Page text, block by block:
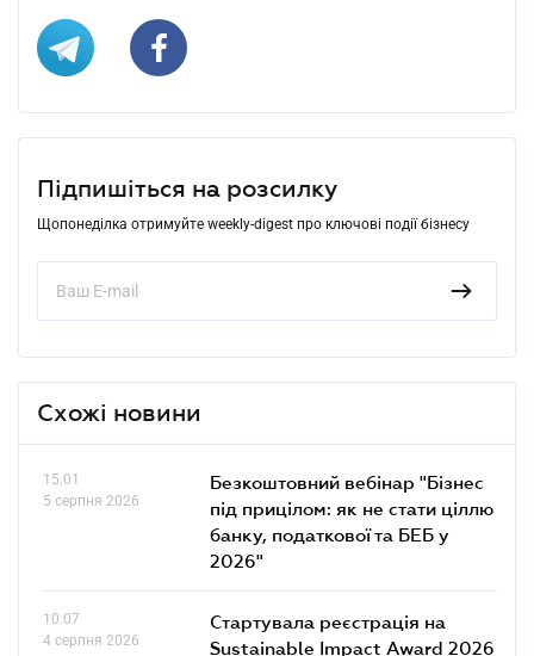
Підпишіться на розсилку
Щопонеділка отримуйте weekly-digest про ключові події бізнесу
Схожі новини
15.01
5 серпня 2026
Безкоштовний вебінар "Бізнес
під прицілом: як не стати ціллю
банку, податкової та БЕБ у
2026"
10.07
4 серпня 2026
Стартувала реєстрація на
Sustainable Impact Award 2026